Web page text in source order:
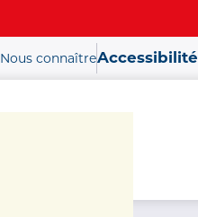
Nous connaîtreAccessibilité